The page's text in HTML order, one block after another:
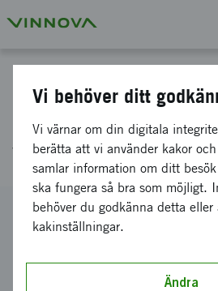
Högupplöst
vindmätning
Diarienummer
2012-02662
Koordinator
Vi behöver ditt
Vi värnar om din digitala
berätta att vi använder kakor
samlar information om ditt
ska fungera så bra som möjligt.
behöver du godkänna detta eller
kakinställningar.
Ändra